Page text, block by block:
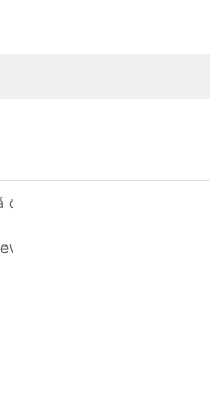
de saltea de la Target și se
ploșnițele și mușcăturile